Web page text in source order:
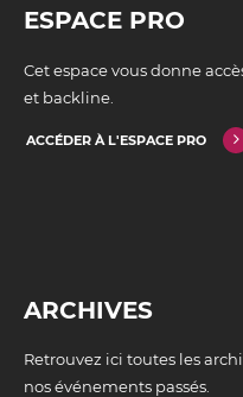
ESPACE PRO
Cet espace vous donne
et backline.
ACCÉDER À L'ESPACE PRO
ARCHIVES
Retrouvez ici toutes les
nos événements passés.